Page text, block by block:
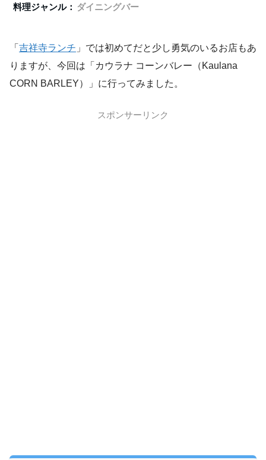
料理ジャンル： ダイニングバー
「 吉祥寺ランチ 」では初めてだと少し勇気のいるお店もあ
りますが、今回は「カウラナ コーンバレー（Kaulana
CORN BARLEY）」に行ってみました。
スポンサーリンク